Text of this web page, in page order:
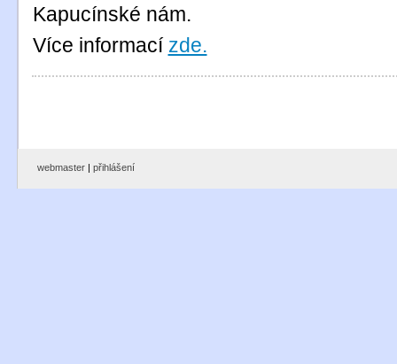
Kapucínské nám.
Více informací zde.
webmaster| přihlášení